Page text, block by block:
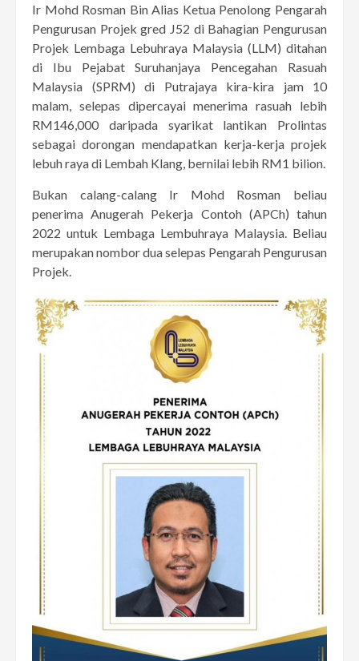
Ir Mohd Rosman Bin Alias Ketua Penolong Pengarah
Pengurusan Projek gred J52 di Bahagian Pengurusan
Projek Lembaga Lebuhraya Malaysia (LLM) ditahan
di Ibu Pejabat Suruhanjaya Pencegahan Rasuah
Malaysia (SPRM) di Putrajaya kira-kira jam 10
malam, selepas dipercayai menerima rasuah lebih
RM146,000 daripada syarikat lantikan Prolintas
sebagai dorongan mendapatkan kerja-kerja projek
lebuh raya di Lembah Klang, bernilai lebih RM1 bilion.
Bukan calang-calang Ir Mohd Rosman beliau
penerima Anugerah Pekerja Contoh (APCh) tahun
2022 untuk Lembaga Lembuhraya Malaysia. Beliau
merupakan nombor dua selepas Pengarah Pengurusan
Projek.